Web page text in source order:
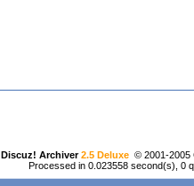
Discuz! Archiver 2.5 Deluxe© 2001-2005
Processed in 0.023558 second(s), 0